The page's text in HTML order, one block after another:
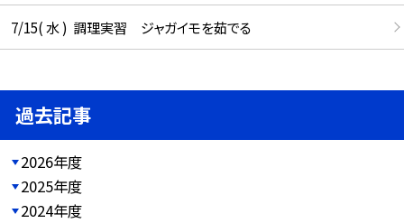
7/15( 水 ) 調理実習 ジャガイモを茹でる
過去記事
2026年度
2025年度
2024年度